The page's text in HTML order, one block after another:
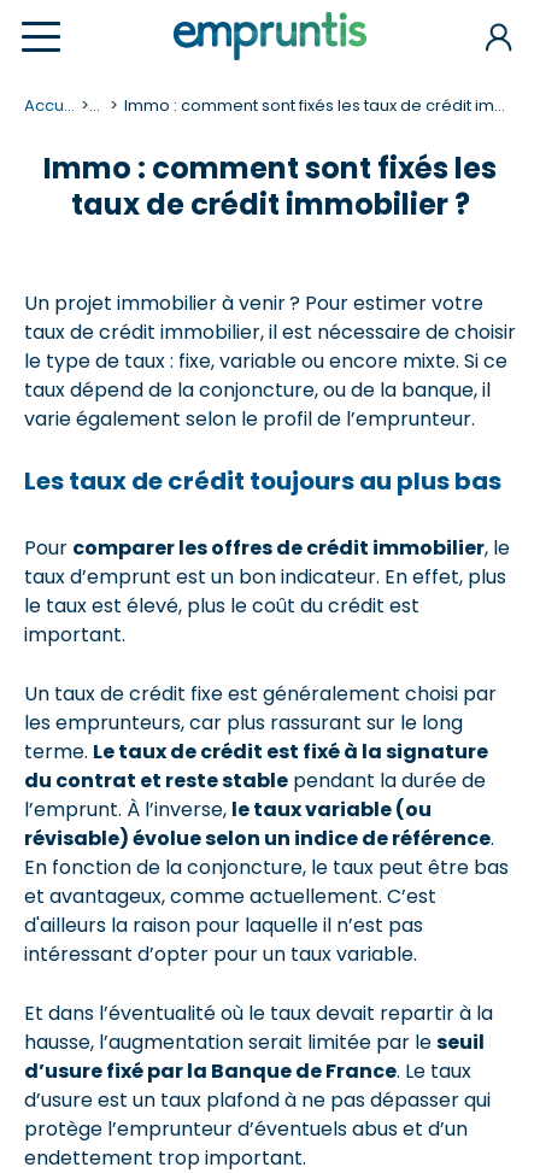
Accueil ... Immo : comment sont fixés les taux de crédit immobilier ?
Immo : comment sont fixés les
taux de crédit immobilier ?
Un projet immobilier à venir ? Pour estimer votre
taux de crédit immobilier, il est nécessaire de choisir
le type de taux : fixe, variable ou encore mixte. Si ce
taux dépend de la conjoncture, ou de la banque, il
varie également selon le profil de l’emprunteur.
Les taux de crédit toujours au plus bas
Pour comparer les offres de crédit immobilier, le
taux d’emprunt est un bon indicateur. En effet, plus
le taux est élevé, plus le coût du crédit est
important.
Un taux de crédit fixe est généralement choisi par
les emprunteurs, car plus rassurant sur le long
terme. Le taux de crédit est fixé à la signature
du contrat et reste stable pendant la durée de
l’emprunt. À l’inverse, le taux variable (ou
révisable) évolue selon un indice de référence.
En fonction de la conjoncture, le taux peut être bas
et avantageux, comme actuellement. C’est
d'ailleurs la raison pour laquelle il n’est pas
intéressant d’opter pour un taux variable.
Et dans l’éventualité où le taux devait repartir à la
hausse, l’augmentation serait limitée par leseuil
d’usure fixé par la Banque de France. Le taux
d’usure est un taux plafond à ne pas dépasser qui
protège l’emprunteur d’éventuels abus et d’un
endettement trop important.